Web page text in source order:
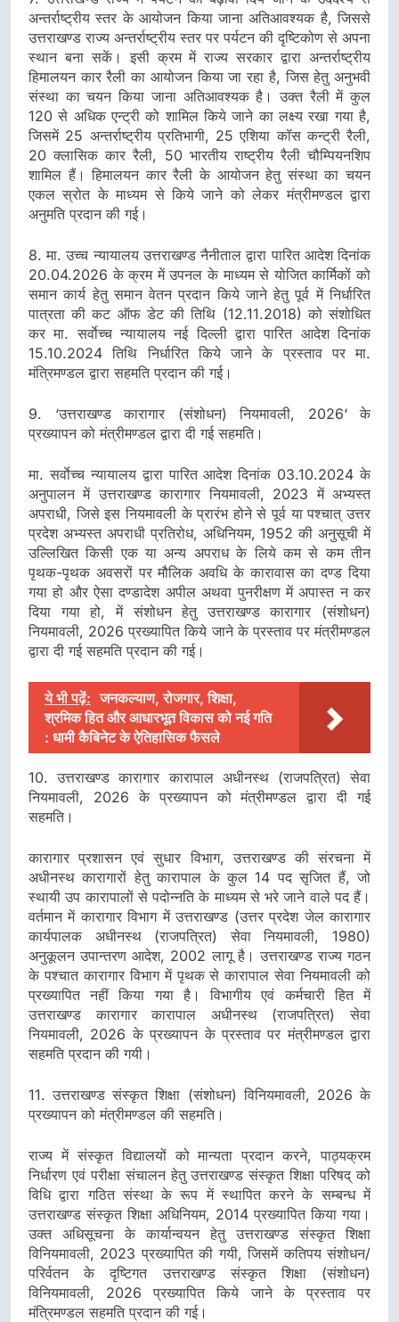
अन्तर्राष्ट्रीय स्तर के आयोजन किया जाना अतिआवश्यक है, जिससे
उत्तराखण्ड राज्य अन्तर्राष्ट्रीय स्तर पर पर्यटन की दृष्टिकोण से अपना
स्थान बना सकें। इसी क्रम में राज्य सरकार द्वारा अन्तर्राष्ट्रीय
हिमालयन कार रैली का आयोजन किया जा रहा है, जिस हेतु अनुभवी
संस्था का चयन किया जाना अतिआवश्यक है। उक्त रैली में कुल
120 से अधिक एन्ट्री को शामिल किये जाने का लक्ष्य रखा गया है,
जिसमें 25 अन्तर्राष्ट्रीय प्रतिभागी, 25 एशिया कॉस कन्ट्री रैली,
20 क्लासिक कार रैली, 50 भारतीय राष्ट्रीय रैली चौम्पियनशिप
शामिल हैं। हिमालयन कार रैली के आयोजन हेतु संस्था का चयन
एकल स्रोत के माध्यम से किये जाने को लेकर मंत्रीमण्डल द्वारा
अनुमति प्रदान की गई।
8. मा. उच्च न्यायालय उत्तराखण्ड नैनीताल द्वारा पारित आदेश दिनांक
20.04.2026 के क्रम में उपनल के माध्यम से योजित कार्मिकों को
समान कार्य हेतु समान वेतन प्रदान किये जाने हेतु पूर्व में निर्धारित
पात्रता की कट ऑफ डेट की तिथि (12.11.2018) को संशोधित
कर मा. सर्वाेच्च न्यायालय नई दिल्ली द्वारा पारित आदेश दिनांक
15.10.2024 तिथि निर्धारित किये जाने के प्रस्ताव पर मा.
मंत्रिमण्डल द्वारा सहमति प्रदान की गई।
9. ‘उत्तराखण्ड कारागार (संशोधन) नियमावली, 2026‘ के
प्रख्यापन को मंत्रीमण्डल द्वारा दी गई सहमति।
मा. सर्वाेच्च न्यायालय द्वारा पारित आदेश दिनांक 03.10.2024 के
अनुपालन में उत्तराखण्ड कारागार नियमावली, 2023 में अभ्यस्त
अपराधी, जिसे इस नियमावली के प्रारंभ होने से पूर्व या पश्चात् उत्तर
प्रदेश अभ्यस्त अपराधी प्रतिरोध, अधिनियम, 1952 की अनुसूची में
उल्लिखित किसी एक या अन्य अपराध के लिये कम से कम तीन
पृथक-पृथक अवसरों पर मौलिक अवधि के कारावास का दण्ड दिया
गया हो और ऐसा दण्डादेश अपील अथवा पुनरीक्षण में अपास्त न कर
दिया गया हो, में संशोधन हेतु उत्तराखण्ड कारागार (संशोधन)
नियमावली, 2026 प्रख्यापित किये जाने के प्रस्ताव पर मंत्रीमण्डल
द्वारा दी गई सहमति प्रदान की गई।
ये भी पढ़ें: जनकल्याण, रोजगार, शिक्षा,
श्रमिक हित और आधारभूत विकास को नई गति
: धामी कैबिनेट के ऐतिहासिक फैसले
10. उत्तराखण्ड कारागार कारापाल अधीनस्थ (राजपत्रित) सेवा
नियमावली, 2026 के प्रख्यापन को मंत्रीमण्डल द्वारा दी गई
सहमति।
कारागार प्रशासन एवं सुधार विभाग, उत्तराखण्ड की संरचना में
अधीनस्थ कारागारों हेतु कारापाल के कुल 14 पद सृजित हैं, जो
स्थायी उप कारापालों से पदोन्नति के माध्यम से भरे जाने वाले पद हैं।
वर्तमान में कारागार विभाग में उत्तराखण्ड (उत्तर प्रदेश जेल कारागार
कार्यपालक अधीनस्थ (राजपत्रित) सेवा नियमावली, 1980)
अनुकूलन उपान्तरण आदेश, 2002 लागू है। उत्तराखण्ड राज्य गठन
के पश्चात कारागार विभाग में पृथक से कारापाल सेवा नियमावली को
प्रख्यापित नहीं किया गया है। विभागीय एवं कर्मचारी हित में
उत्तराखण्ड कारागार कारापाल अधीनस्थ (राजपत्रित) सेवा
नियमावली, 2026 के प्रख्यापन के प्रस्ताव पर मंत्रीमण्डल द्वारा
सहमति प्रदान की गयी।
11. उत्तराखण्ड संस्कृत शिक्षा (संशोधन) विनियमावली, 2026 के
प्रख्यापन को मंत्रीमण्डल की सहमति।
राज्य में संस्कृत विद्यालयों को मान्यता प्रदान करने, पाठ्यक्रम
निर्धारण एवं परीक्षा संचालन हेतु उत्तराखण्ड संस्कृत शिक्षा परिषद् को
विधि द्वारा गठित संस्था के रूप में स्थापित करने के सम्बन्ध में
उत्तराखण्ड संस्कृत शिक्षा अधिनियम, 2014 प्रख्यापित किया गया।
उक्त अधिसूचना के कार्यान्वयन हेतु उत्तराखण्ड संस्कृत शिक्षा
विनियमावली, 2023 प्रख्यापित की गयी, जिसमें कतिपय संशोधन/
परिर्वतन के दृष्टिगत उत्तराखण्ड संस्कृत शिक्षा (संशोधन)
विनियमावली, 2026 प्रख्यापित किये जाने के प्रस्ताव पर
मंत्रिमण्डल सहमति प्रदान की गई।